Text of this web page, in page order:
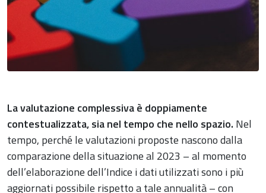
La valutazione complessiva è doppiamente
contestualizzata, sia nel tempo che nello spazio. Nel
tempo, perché le valutazioni proposte nascono dalla
comparazione della situazione al 2023 – al momento
dell’elaborazione dell’Indice i dati utilizzati sono i più
aggiornati possibile rispetto a tale annualità – con